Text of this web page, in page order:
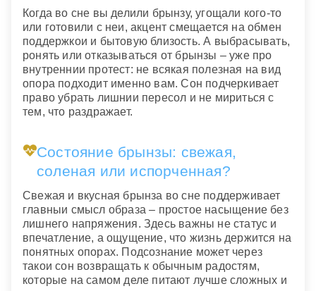
Когда во сне вы делили брынзу, угощали кого-то
или готовили с неи, акцент смещается на обмен
поддержкои и бытовую близость. А выбрасывать,
ронять или отказываться от брынзы – уже про
внутреннии протест: не всякая полезная на вид
опора подходит именно вам. Сон подчеркивает
право убрать лишнии пересол и не мириться с
тем, что раздражает.
Состояние брынзы: свежая,
соленая или испорченная?
Свежая и вкусная брынза во сне поддерживает
главныи смысл образа – простое насыщение без
лишнего напряжения. Здесь важны не статус и
впечатление, а ощущение, что жизнь держится на
понятных опорах. Подсознание может через
такои сон возвращать к обычным радостям,
которые на самом деле питают лучше сложных и